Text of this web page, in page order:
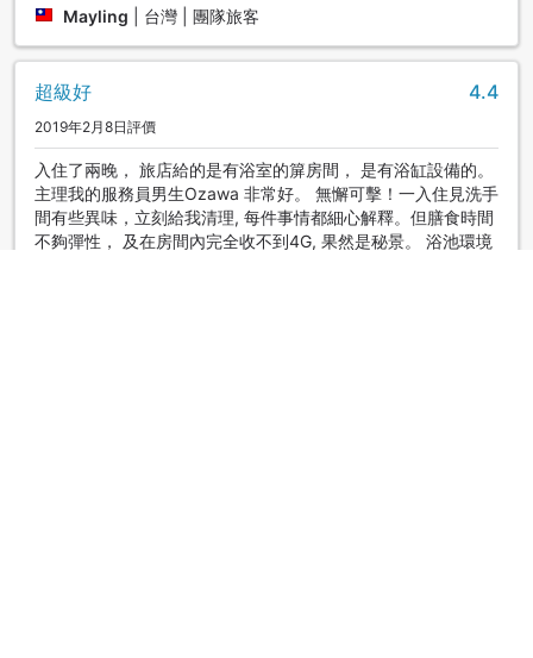
Mayling 台灣 | 團隊旅客
超級好 4.4
2019年2月8日評價
入住了兩晚， 旅店給的是有浴室的箳房間， 是有浴缸設備的。
主理我的服務員男生Ozawa 非常好。 無懈可擊！一入住見洗手
間有些異味，立刻給我清理, 每件事情都細心解釋。但膳食時間
不夠彈性， 及在房間內完全收不到4G, 果然是秘景。 浴池環境